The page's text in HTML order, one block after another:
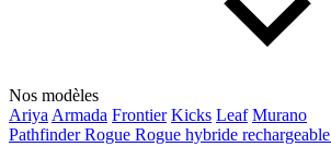
Nos modèles
Ariya Armada Frontier Kicks Leaf Murano
PathfinderRogue Rogue hybride rechargeable